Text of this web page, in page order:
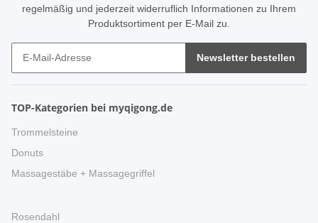
regelmäßig und jederzeit widerruflich Informationen zu Ihrem
Produktsortiment per E-Mail zu.
Newsletter bestellen
TOP-Kategorien bei myqigong.de
Trommelsteine
Donuts
Massagestäbe + Massagegriffel
Rosendahl